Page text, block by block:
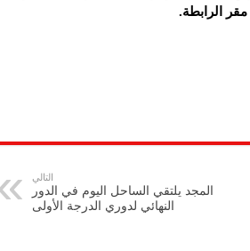
الرابطة.
التالي
المجد يلتقي الساحل اليوم في الدور
النهائي لدوري الدرجة الأولى